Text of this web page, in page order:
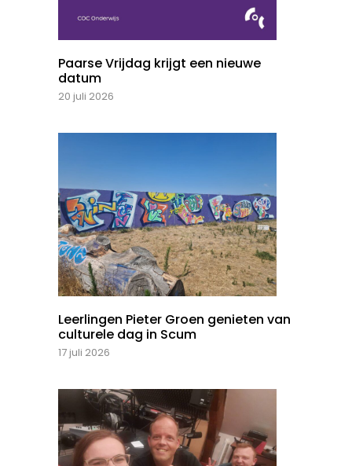
Paarse Vrijdag krijgt een nieuwe
datum
20 juli 2026
Leerlingen Pieter Groen genieten van
culturele dag in Scum
17 juli 2026